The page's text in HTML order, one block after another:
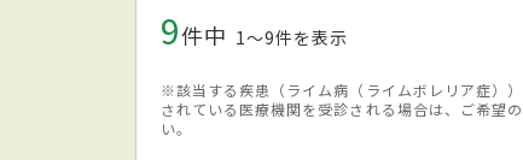
9件中 1〜9件を表示
※該当する疾患（ライム病（ライムボレリア症）
されている医療機関を受診される場合は、ご希望
い。